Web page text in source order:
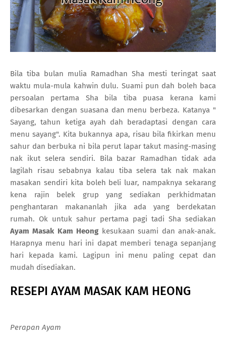
Bila tiba bulan mulia Ramadhan Sha mesti teringat saat
waktu mula-mula kahwin dulu. Suami pun dah boleh baca
persoalan pertama Sha bila tiba puasa kerana kami
dibesarkan dengan suasana dan menu berbeza. Katanya "
Sayang, tahun ketiga ayah dah beradaptasi dengan cara
menu sayang". Kita bukannya apa, risau bila fikirkan menu
sahur dan berbuka ni bila perut lapar takut masing-masing
nak ikut selera sendiri. Bila bazar Ramadhan tidak ada
lagilah risau sebabnya kalau tiba selera tak nak makan
masakan sendiri kita boleh beli luar, nampaknya sekarang
kena rajin belek grup yang sediakan perkhidmatan
penghantaran makananlah jika ada yang berdekatan
rumah. Ok untuk sahur pertama pagi tadi Sha sediakan
Ayam Masak Kam Heong kesukaan suami dan anak-anak.
Harapnya menu hari ini dapat memberi tenaga sepanjang
hari kepada kami. Lagipun ini menu paling cepat dan
mudah disediakan.
RESEPI AYAM MASAK KAM HEONG
Perapan Ayam